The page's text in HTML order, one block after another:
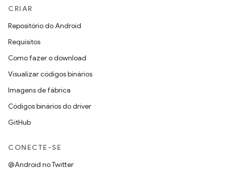
CRIAR
Repositório do Android
Requisitos
Como fazer o download
Visualizar códigos binários
Imagens de fábrica
Códigos binários do driver
GitHub
CONECTE-SE
@Android no Twitter